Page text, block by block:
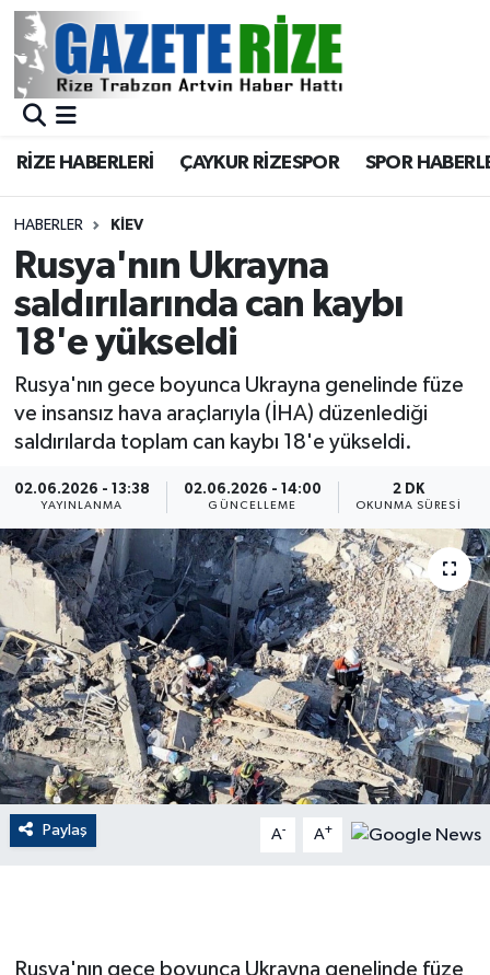
RİZE HABERLERİ ÇAYKUR RİZESPOR SPOR
HABERLER KIEV
Rusya'nın Ukrayna
saldırılarında can kaybı
18'e yükseldi
Rusya'nın gece boyunca Ukrayna genelinde füze
ve insansız hava araçlarıyla (İHA) düzenlediği
saldırılarda toplam can kaybı 18'e yükseldi.
02.06.2026 - 13:38
YAYINLANMA
02.06.2026 - 14:00
GÜNCELLEME
2 DK
OKUNMA SÜRESI
Paylaş A- A+
Rusya'nın gece boyunca Ukrayna genelinde füze
BÖLGEMİZ
Asayiş
Rize Jandarma Komutanlığı
Bilim Teknoloji
Bölge
Advertising news
ÇEVRE
Dış Haberler
Dünya
EĞİTİM
EKONOMİ
English News
Merkez Nöbetçi Eczaneler
Merkez Trafik Yoğunluk Haritası
Süper Lig Puan Durumu ve Fikstür
Tüm Manşetler
Son Dakika Haberleri
Haber Arşivi